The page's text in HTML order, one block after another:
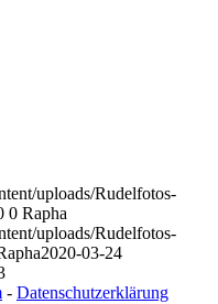
uploads/Rudelfotos-
0 Rapha
uploads/Rudelfotos-
2020-03-24
- Datenschutzerklärung